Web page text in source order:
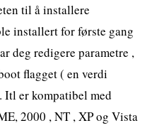
til å installere
installert for første gang
deg redigere parametre ,
flagget ( en verdi
er kompatibel med
2000 , NT , XP og Vista